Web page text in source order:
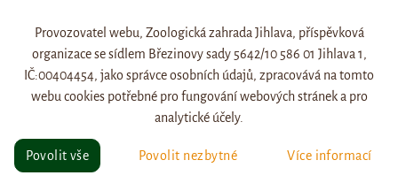
Web zoo jihlava
Otevírací doba a ceník
© eshop.zoojihlava.cz, vytvořil
Provozovatel webu, Zoologická zahrada Jihlava, příspěvková
organizace se sídlem Březinovy sady 5642/10 586 01 Jihlava 1,
IČ:00404454, jako správce osobních údajů, zpracovává na tomto
webu cookies potřebné pro fungování webových stránek a pro
analytické účely.
Povolit vše Povolit nezbytné Více informací